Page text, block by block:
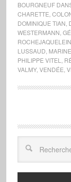
BOURGNEUF
CHARETTE
DOMINIQUE TIAN
WESTERMANN
ROCHEJAQUELEIN
LUSSAUD
PHILIPPE VITEL
VALMY, VENDÉE